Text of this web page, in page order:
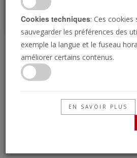
La montée de
l’Allemagne |
secondes
Cookies techniques: Ces
sauvegarder les préférences des
exemple la langue et le fuseau
améliorer certains contenus.
EN SAVOIR PLUS